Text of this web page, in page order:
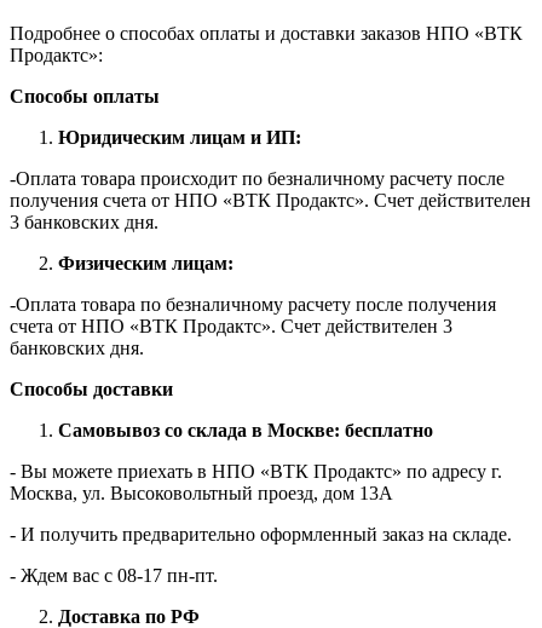
Подробнее о способах оплаты и доставки заказов НПО «ВТК
Продактс»:
Способы оплаты
Юридическим лицам и ИП:
-Оплата товара происходит по безналичному расчету после
получения счета от НПО «ВТК Продактс». Счет действителен
3 банковских дня.
Физическим лицам:
-Оплата товара по безналичному расчету после получения
счета от НПО «ВТК Продактс». Счет действителен 3
банковских дня.
Способы доставки
Самовывоз со склада в Москве: бесплатно
- Вы можете приехать в НПО «ВТК Продактс» по адресу г.
Москва, ул. Высоковольтный проезд, дом 13А
- И получить предварительно оформленный заказ на складе.
- Ждем вас c 08-17 пн-пт.
Доставка по РФ